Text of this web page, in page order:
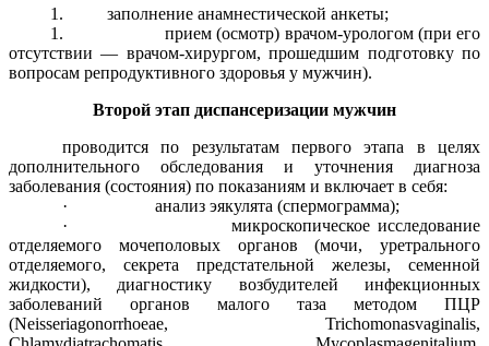
1. заполнение анамнестической анкеты;
1. прием (осмотр) врачом-урологом (при его
отсутствии — врачом-хирургом, прошедшим подготовку по
вопросам репродуктивного здоровья у мужчин).
Второй этап диспансеризации мужчин
проводится по результатам первого этапа в целях
дополнительного обследования и уточнения диагноза
заболевания (состояния) по показаниям и включает в себя:
· анализ эякулята (спермограмма);
· микроскопическое исследование
отделяемого мочеполовых органов (мочи, уретрального
отделяемого, секрета предстательной железы, семенной
жидкости), диагностику возбудителей инфекционных
заболеваний органов малого таза методом ПЦР
(Neisseriagonorrhoeae, Trichomonasvaginalis,